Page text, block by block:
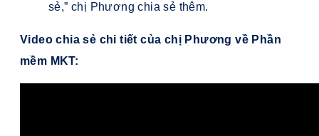
sẻ,” chị Phương chia sẻ thêm.
Video chia sẻ chi tiết của chị Phương về Phần
mềm MKT: